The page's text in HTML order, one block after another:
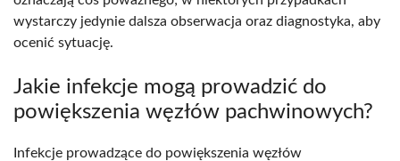
wystarczy jedynie dalsza obserwacja oraz diagnostyka, aby
ocenić sytuację.
Jakie infekcje mogą prowadzić do
powiększenia węzłów pachwinowych?
Infekcje prowadzące do powiększenia węzłów